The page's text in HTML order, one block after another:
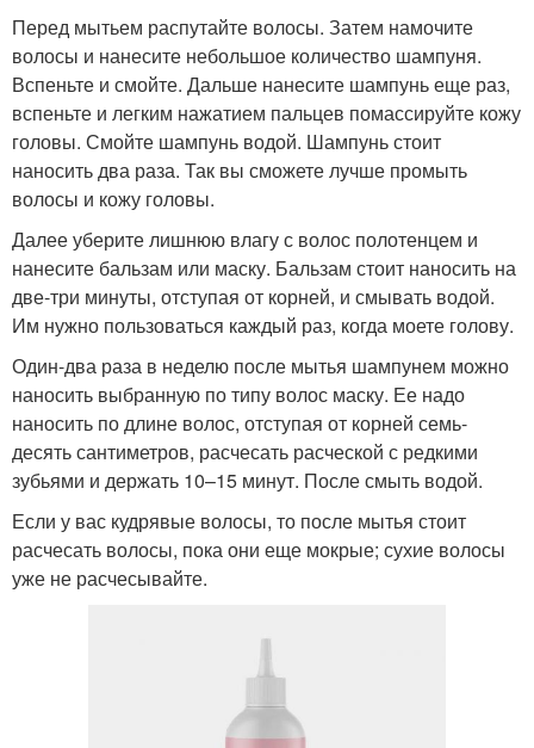
Перед мытьем распутайте волосы. Затем намочите
волосы и нанесите небольшое количество шампуня.
Вспеньте и смойте. Дальше нанесите шампунь еще раз,
вспеньте и легким нажатием пальцев помассируйте кожу
головы. Смойте шампунь водой. Шампунь стоит
наносить два раза. Так вы сможете лучше промыть
волосы и кожу головы.
Далее уберите лишнюю влагу с волос полотенцем и
нанесите бальзам или маску. Бальзам стоит наносить на
две-три минуты, отступая от корней, и смывать водой.
Им нужно пользоваться каждый раз, когда моете голову.
Один-два раза в неделю после мытья шампунем можно
наносить выбранную по типу волос маску. Ее надо
наносить по длине волос, отступая от корней семь-
десять сантиметров, расчесать расческой с редкими
зубьями и держать 10–15 минут. После смыть водой.
Если у вас кудрявые волосы, то после мытья стоит
расчесать волосы, пока они еще мокрые; сухие волосы
уже не расчесывайте.